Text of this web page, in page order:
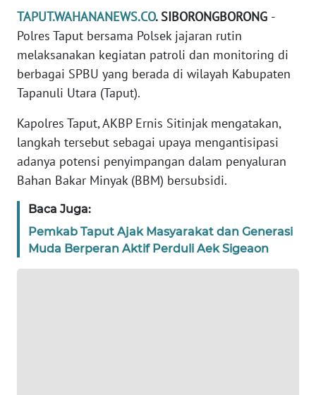
TAPUT.WAHANANEWS.CO. SIBORONGBORONG -
Polres Taput bersama Polsek jajaran rutin
melaksanakan kegiatan patroli dan monitoring di
berbagai SPBU yang berada di wilayah Kabupaten
Tapanuli Utara (Taput).
Kapolres Taput, AKBP Ernis Sitinjak mengatakan,
langkah tersebut sebagai upaya mengantisipasi
adanya potensi penyimpangan dalam penyaluran
Bahan Bakar Minyak (BBM) bersubsidi.
Baca Juga:
Pemkab Taput Ajak Masyarakat dan Generasi
Muda Berperan Aktif Perduli Aek Sigeaon
KARIR
DISCLAIMER
Wahana
Regional
WN
SUMUT
WN
JAKARTA